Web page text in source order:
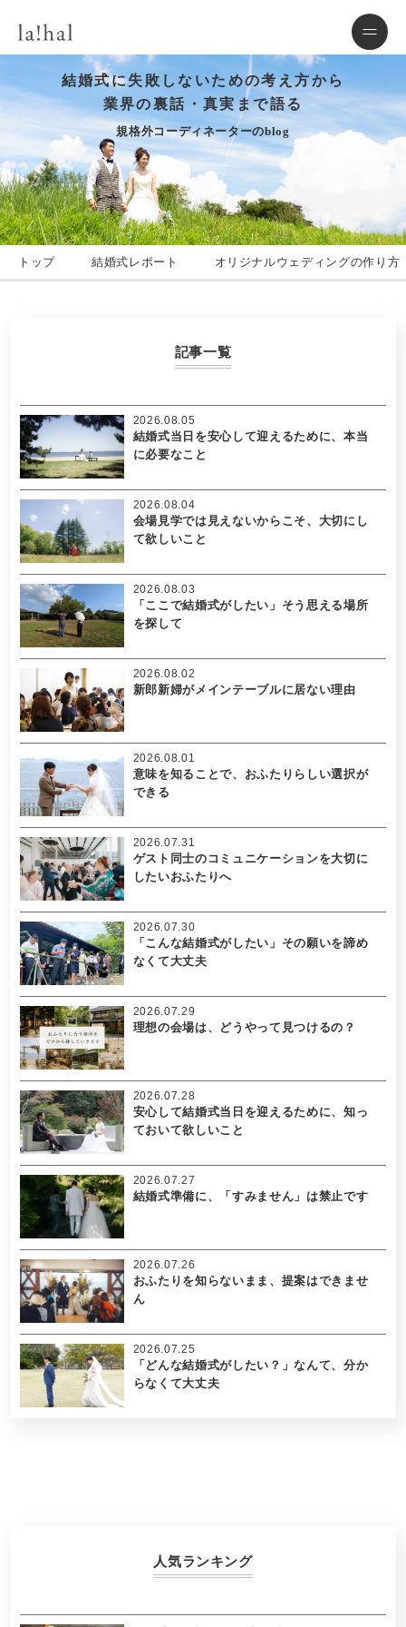
結婚式に失敗しないための考え方から
業界の裏話・真実まで語る
規格外コーディネーターのblog
トップ 結婚式レポート オリジナルウェディングの作り方
記事一覧
結婚式当日を安心して迎えるために、本当
に必要なこと
2026.08.05
会場見学では見えないからこそ、大切にし
て欲しいこと
2026.08.04
「ここで結婚式がしたい」そう思える場所
を探して
2026.08.03
新郎新婦がメインテーブルに居ない理由
2026.08.02
意味を知ることで、おふたりらしい選択が
できる
2026.08.01
ゲスト同士のコミュニケーションを大切に
したいおふたりへ
2026.07.31
「こんな結婚式がしたい」その願いを諦め
なくて大丈夫
2026.07.30
理想の会場は、どうやって見つけるの？
2026.07.29
安心して結婚式当日を迎えるために、知っ
ておいて欲しいこと
2026.07.28
結婚式準備に、「すみません」は禁止です
2026.07.27
おふたりを知らないまま、提案はできませ
ん
2026.07.26
「どんな結婚式がしたい？」なんて、分か
らなくて大丈夫
2026.07.25
人気ランキング